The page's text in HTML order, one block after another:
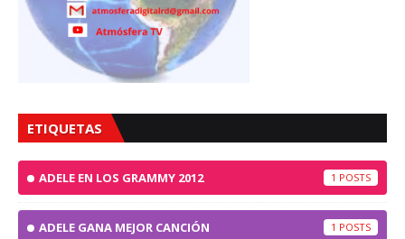
ETIQUETAS
ADELE EN LOS GRAMMY 2012 1
ADELE GANA MEJOR CANCIÓN 1